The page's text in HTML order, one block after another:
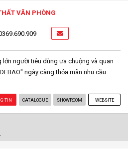
VĂN PHÒNG
lớn người tiêu dùng ưa chuộng và quan
ngày càng thỏa mãn nhu cầu
TIN CATALOGUE SHOWROOM WEBSITE